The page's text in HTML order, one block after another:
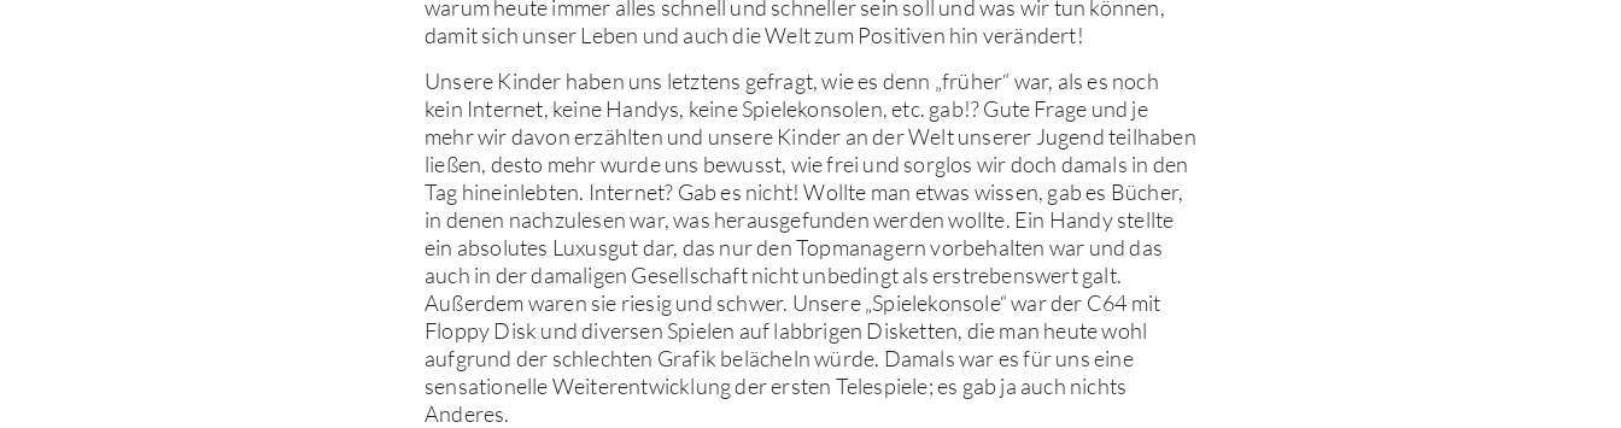
warum heute immer alles schnell und schneller sein soll und was wir tun können,
damit sich unser Leben und auch die Welt zum Positiven hin verändert!
Unsere Kinder haben uns letztens gefragt, wie es denn „früher“ war, als es noch
kein Internet, keine Handys, keine Spielekonsolen, etc. gab!? Gute Frage und je
mehr wir davon erzählten und unsere Kinder an der Welt unserer Jugend teilhaben
ließen, desto mehr wurde uns bewusst, wie frei und sorglos wir doch damals in den
Tag hineinlebten. Internet? Gab es nicht! Wollte man etwas wissen, gab es Bücher,
in denen nachzulesen war, was herausgefunden werden wollte. Ein Handy stellte
ein absolutes Luxusgut dar, das nur den Topmanagern vorbehalten war und das
auch in der damaligen Gesellschaft nicht unbedingt als erstrebenswert galt.
Außerdem waren sie riesig und schwer. Unsere „Spielekonsole“ war der C64 mit
Floppy Disk und diversen Spielen auf labbrigen Disketten, die man heute wohl
aufgrund der schlechten Grafik belächeln würde. Damals war es für uns eine
sensationelle Weiterentwicklung der ersten Telespiele; es gab ja auch nichts
Anderes.